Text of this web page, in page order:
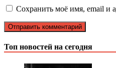
Сохранить моё имя, email и
Топ новостей на сегодня